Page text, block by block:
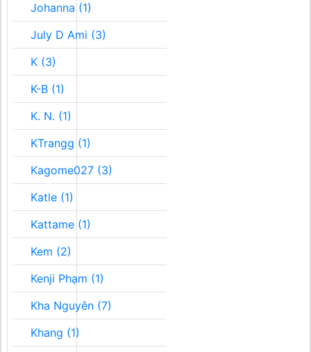
Johanna (1)
July D Ami (3)
K (3)
K-B (1)
K. N. (1)
KTrangg (1)
Kagome027 (3)
Katle (1)
Kattame (1)
Kem (2)
Kenji Phạm (1)
Kha Nguyên (7)
Khang (1)